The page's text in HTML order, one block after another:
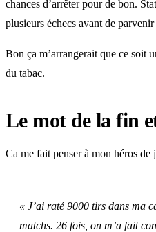
chances d’arrêter pour de bon.
plusieurs échecs avant de
Bon ça m’arrangerait que ce soit
du tabac.
Le mot de la fin
Ca me fait penser à mon héros de
« J’ai raté 9000 tirs dans ma
matchs. 26 fois, on m’a fait